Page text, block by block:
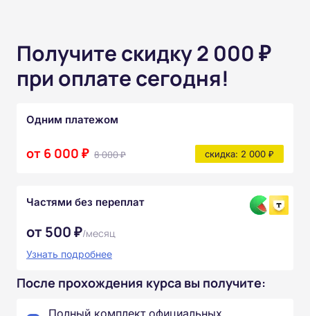
Получите скидку 2 000 ₽
при оплате сегодня!
Одним платежом
от 6 000 ₽ 8 000 ₽ скидка: 2 000 ₽
Частями без переплат
от 500 ₽/месяц
Узнать подробнее
После прохождения курса вы получите: